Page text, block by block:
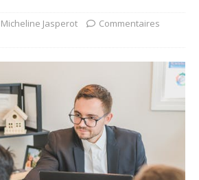
Micheline Jasperot
Commentaires